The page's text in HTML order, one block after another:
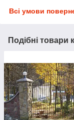
Всі умови
Подібні товари